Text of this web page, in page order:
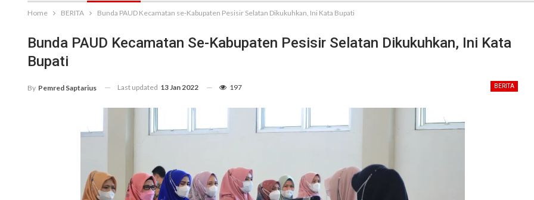
Home BERITA Bunda PAUD Kecamatan se-Kabupaten Pesisir Selatan Dikukuhkan, Ini Kata Bupati
Bunda PAUD Kecamatan Se-Kabupaten Pesisir Selatan Dikukuhkan, Ini Kata
Bupati
BERITA
By Pemred Saptarius Last updated 13 Jan 2022 197